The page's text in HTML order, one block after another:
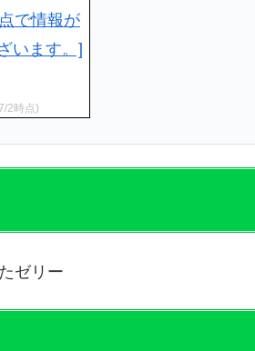
2時点)
ゼリー